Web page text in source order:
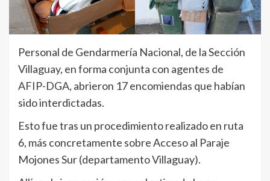
Personal de Gendarmería Nacional, de la Sección
Villaguay, en forma conjunta con agentes de
AFIP-DGA, abrieron 17 encomiendas que habían
sido interdictadas.
Esto fue tras un procedimiento realizado en ruta
6, más concretamente sobre Acceso al Paraje
Mojones Sur (departamento Villaguay).